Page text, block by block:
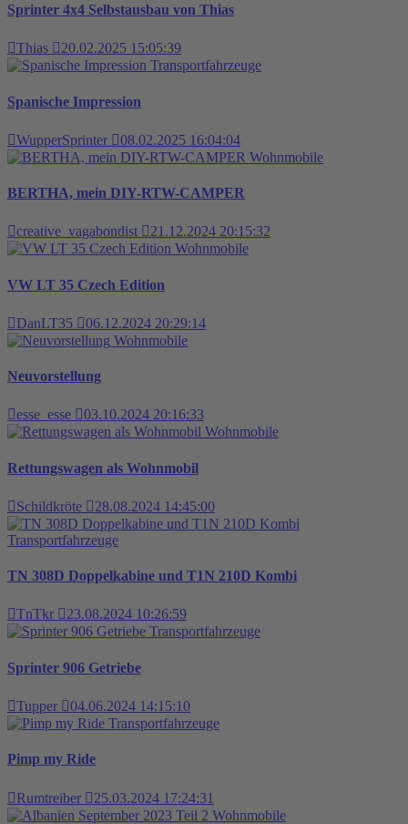
Sprinter 4x4 Selbstausbau von Thias
Thias
20.02.2025 15:05:39
Transportfahrzeuge
Spanische Impression
WupperSprinter
08.02.2025 16:04:04
Wohnmobile
BERTHA, mein DIY-RTW-CAMPER
creative_vagabondist
21.12.2024 20:15:32
Wohnmobile
VW LT 35 Czech Edition
DanLT35
06.12.2024 20:29:14
Wohnmobile
Neuvorstellung
esse_esse
03.10.2024 20:16:33
Wohnmobile
Rettungswagen als Wohnmobil
Schildkröte 28.08.2024 14:45:00
Transportfahrzeuge
TN 308D Doppelkabine und T1N 210D Kombi
TnTkr
23.08.2024 10:26:59
Transportfahrzeuge
Sprinter 906 Getriebe
Tupper
04.06.2024 14:15:10
Transportfahrzeuge
Pimp my Ride
Rumtreiber
25.03.2024 17:24:31
Wohnmobile